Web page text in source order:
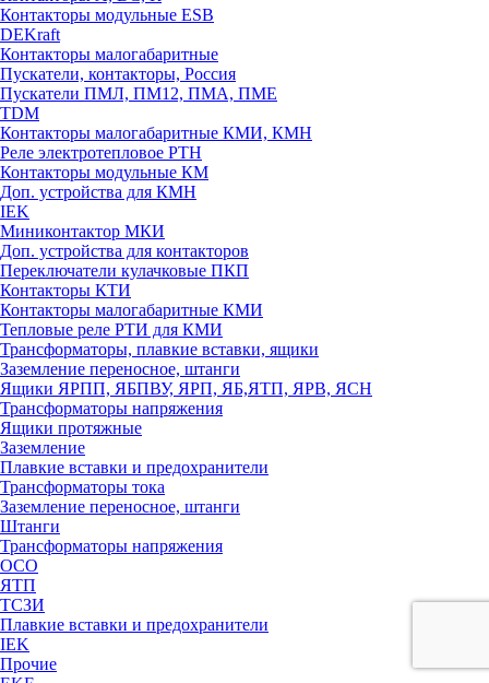
Контакторы модульные ESB
DEKraft
Контакторы малогабаритные
Пускатели, контакторы, Россия
Пускатели ПМЛ, ПМ12, ПМА, ПМЕ
TDM
Контакторы малогабаритные КМИ, КМН
Реле электротепловое РТН
Контакторы модульные КМ
Доп. устройства для КМН
IEK
Миниконтактор МКИ
Доп. устройства для контакторов
Переключатели кулачковые ПКП
Контакторы КТИ
Контакторы малогабаритные КМИ
Тепловые реле РTИ для КМИ
Трансформаторы, плавкие вставки, ящики
Заземление переносное, штанги
Ящики ЯРПП, ЯБПВУ, ЯРП, ЯБ,ЯТП, ЯРВ, ЯСН
Трансформаторы напряжения
Ящики протяжные
Заземление
Плавкие вставки и предохранители
Трансформаторы тока
Заземление переносное, штанги
Штанги
Трансформаторы напряжения
ОСО
ЯТП
ТСЗИ
Плавкие вставки и предохранители
IEK
Прочие